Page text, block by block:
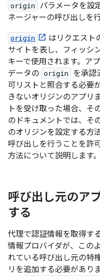
origin パラメータを設
ネージャーの呼び出しを
origin
はリクエスト
サイトを表し、フィッシ
キーで使用されます。ア
データの origin を承認
可リストと照合する必要
きないオリジンのアプリ
トを受け取った場合、そ
のドキュメントでは、そ
のオリジンを設定する方
呼び出しを行うことを許
方法について説明します。
呼び出し元のア
する
代理で認証情報を取得す
情報プロバイダが、この
れている呼び出し元の特
リを追加する必要があり